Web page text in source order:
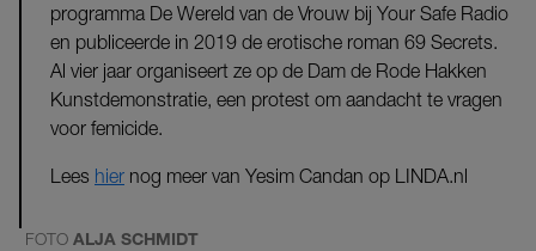
programma De Wereld van de Vrouw bij Your Safe Radio
en publiceerde in 2019 de erotische roman 69 Secrets.
Al vier jaar organiseert ze op de Dam de Rode Hakken
Kunstdemonstratie, een protest om aandacht te vragen
voor femicide.
Lees hier nog meer van Yesim Candan op LINDA.nl
FOTO ALJA SCHMIDT